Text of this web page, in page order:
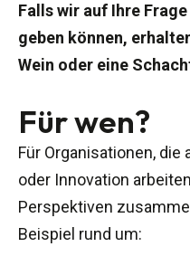
Falls wir auf Ihre
geben können,
Wein oder eine
Für wen?
Für Organisationen, die
oder Innovation
Perspektiven
Beispiel rund um: